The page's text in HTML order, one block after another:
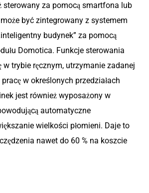
sterowany za pomocą smartfona lub
być zintegrowany z systemem
budynek” za pomocą
Domotica. Funkcje sterowania
w trybie ręcznym, utrzymanie zadanej
w określonych przedziałach
jest również wyposażony w
automatyczne
wielkości płomieni. Daje to
nawet do 60 % na koszcie